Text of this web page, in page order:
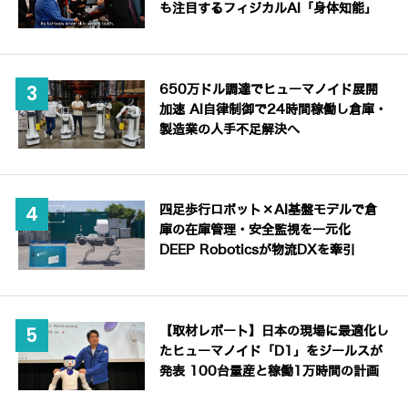
も注目するフィジカルAI「身体知能」
650万ドル調達でヒューマノイド展開
加速 AI自律制御で24時間稼働し倉庫・
製造業の人手不足解決へ
四足歩行ロボット×AI基盤モデルで倉
庫の在庫管理・安全監視を一元化
DEEP Roboticsが物流DXを牽引
【取材レポート】日本の現場に最適化し
たヒューマノイド「D1」をジールスが
発表 100台量産と稼働1万時間の計画